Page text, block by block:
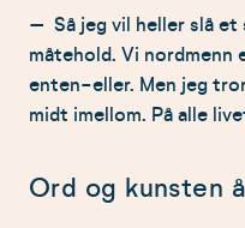
understreker
følelser.
Nordengen
kjærlighetssorg
livets
– Så jeg vil heller slå
måtehold. Vi
enten-eller. Men jeg
midt imellom. På alle
Ord og kunsten